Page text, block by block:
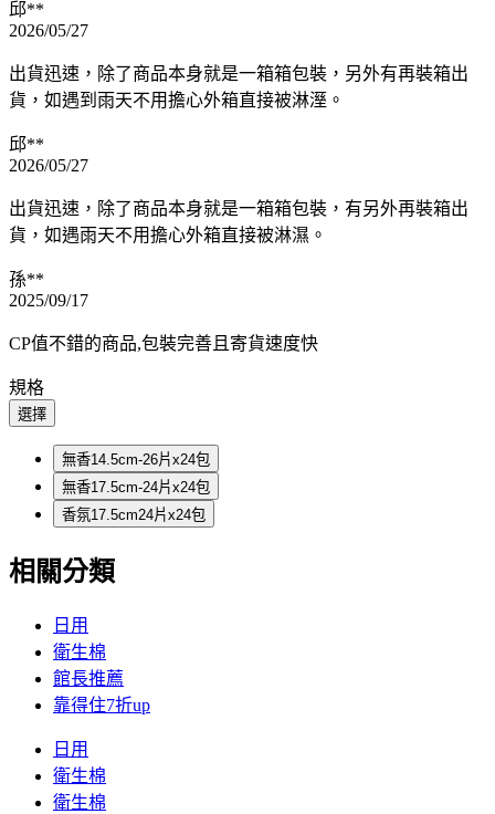
邱**
2026/05/27
出貨迅速，除了商品本身就是一箱箱包裝，另外有再裝箱出
貨，如遇到雨天不用擔心外箱直接被淋溼。
邱**
2026/05/27
出貨迅速，除了商品本身就是一箱箱包裝，有另外再裝箱出
貨，如遇雨天不用擔心外箱直接被淋濕。
孫**
2025/09/17
CP值不錯的商品,包裝完善且寄貨速度快
規格
選擇
無香14.5cm-26片x24包
無香17.5cm-24片x24包
香氛17.5cm24片x24包
相關分類
日用
衛生棉
館長推薦
靠得住7折up
日用
衛生棉
衛生棉